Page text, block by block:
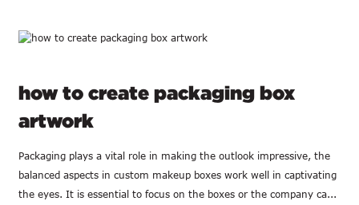
how to create packaging box
artwork
Packaging plays a vital role in making the outlook impressive, the
balanced aspects in custom makeup boxes work well in captivating
the eyes. It is essential to focus on the boxes or the company ca...